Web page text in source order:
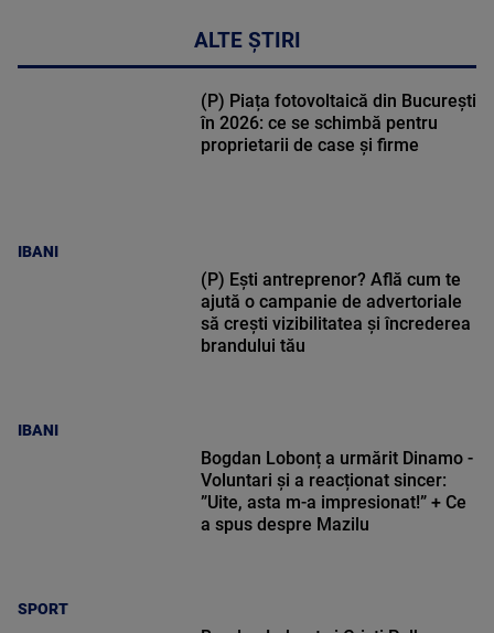
ALTE ȘTIRI
IBANI
(P) Piața fotovoltaică din București
în 2026: ce se schimbă pentru
proprietarii de case și firme
IBANI
(P) Ești antreprenor? Află cum te
ajută o campanie de advertoriale
să crești vizibilitatea și încrederea
brandului tău
SPORT
Bogdan Lobonț a urmărit Dinamo -
Voluntari și a reacționat sincer:
”Uite, asta m-a impresionat!” + Ce
a spus despre Mazilu